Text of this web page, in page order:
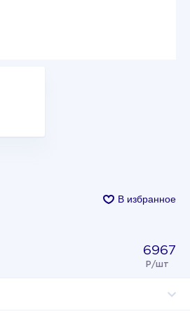
В избранное
6967
Р/шт